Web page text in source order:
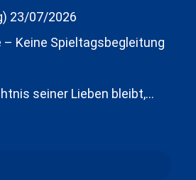
23/07/2026
– Keine Spieltagsbegleitung
seiner Lieben bleibt,…